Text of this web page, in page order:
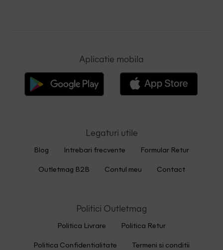
Aplicatie mobila
Legaturi utile
Blog Intrebari frecvente Formular Retur
Outletmag B2B Contul meu Contact
Politici Outletmag
Politica Livrare Politica Retur
Politica Confidentialitate Termeni si conditii